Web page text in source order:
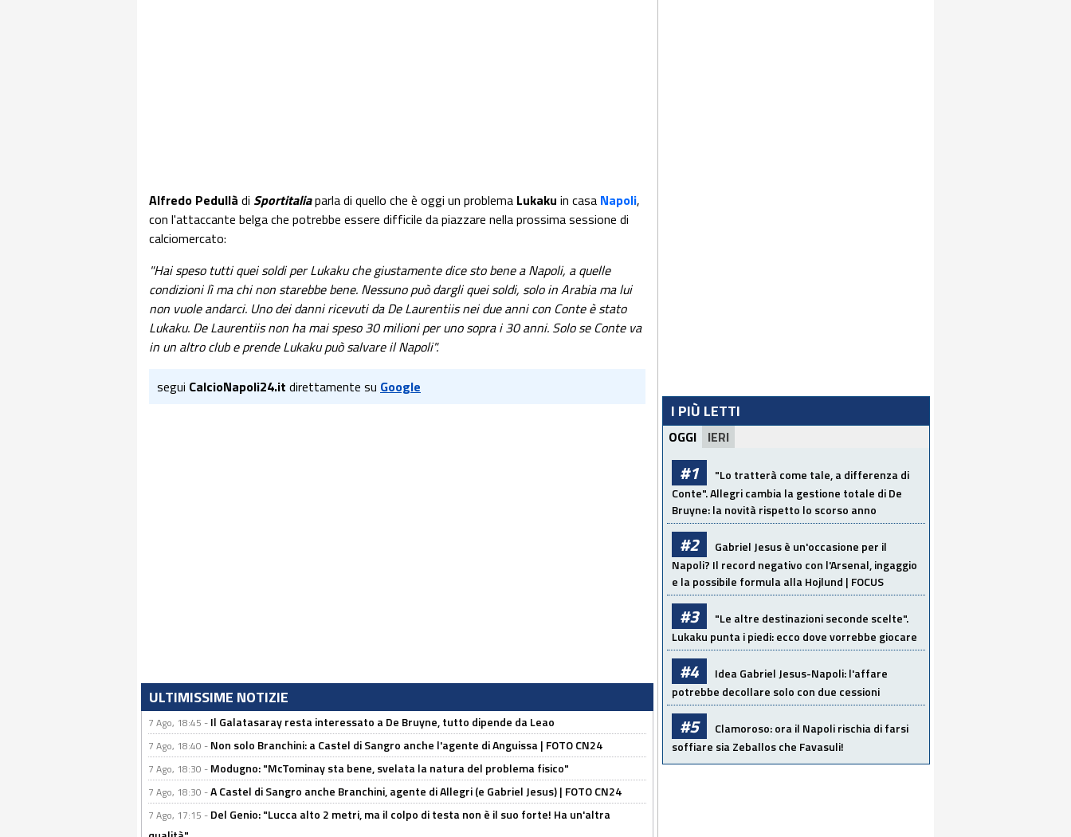
Alfredo Pedullà di Sportitaliaparla di quello che è oggi un problema Lukaku in casa Napoli,
con l'attaccante belga che potrebbe essere difficile da piazzare nella prossima sessione di
calciomercato:
"Hai speso tutti quei soldi per Lukaku che giustamente dice sto bene a Napoli, a quelle
condizioni lì ma chi non starebbe bene. Nessuno può dargli quei soldi, solo in Arabia ma lui
non vuole andarci. Uno dei danni ricevuti da De Laurentiis nei due anni con Conte è stato
Lukaku. De Laurentiis non ha mai speso 30 milioni per uno sopra i 30 anni. Solo se Conte va
in un altro club e prende Lukaku può salvare il Napoli".
segui CalcioNapoli24.it direttamente su Google
ULTIMISSIME NOTIZIE
7 Ago, 18:45 - Il Galatasaray resta interessato a De Bruyne, tutto dipende da Leao
7 Ago, 18:40 - Non solo Branchini: a Castel di Sangro anche l'agente di Anguissa | FOTO CN24
7 Ago, 18:30 - Modugno: "McTominay sta bene, svelata la natura del problema fisico"
7 Ago, 18:30 -A Castel di Sangro anche Branchini, agente di Allegri (e Gabriel Jesus) | FOTO CN24
7 Ago, 17:15 - Del Genio: "Lucca alto 2 metri, ma il colpo di testa non è il suo forte! Ha un'altra
I PIÙ LETTI
OGGI IERI
#1
"Lo tratterà come tale, a differenza di
Conte". Allegri cambia la gestione totale di De
Bruyne: la novità rispetto lo scorso anno
#2
Gabriel Jesus è un'occasione per il
Napoli? Il record negativo con l'Arsenal, ingaggio
e la possibile formula alla Hojlund | FOCUS
#3
"Le altre destinazioni seconde scelte".
Lukaku punta i piedi: ecco dove vorrebbe giocare
#4
Idea Gabriel Jesus-Napoli: l'affare
potrebbe decollare solo con due cessioni
#5
Clamoroso: ora il Napoli rischia di farsi
soffiare sia Zeballos che Favasuli!